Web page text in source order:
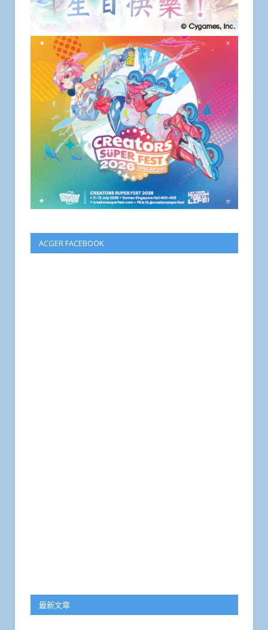
ACGER FACEBOOK
最新文章